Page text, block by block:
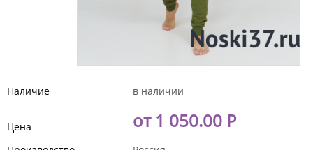
Наличие в наличии
Цена от 1 050.00 Р